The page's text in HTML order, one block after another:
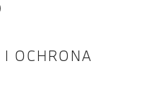
OCHRONA